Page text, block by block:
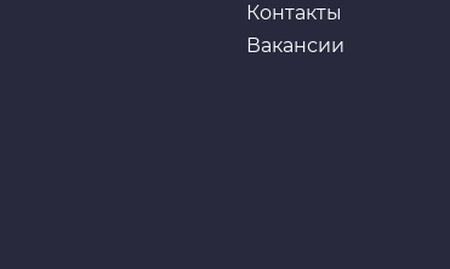
Контакты
Вакансии